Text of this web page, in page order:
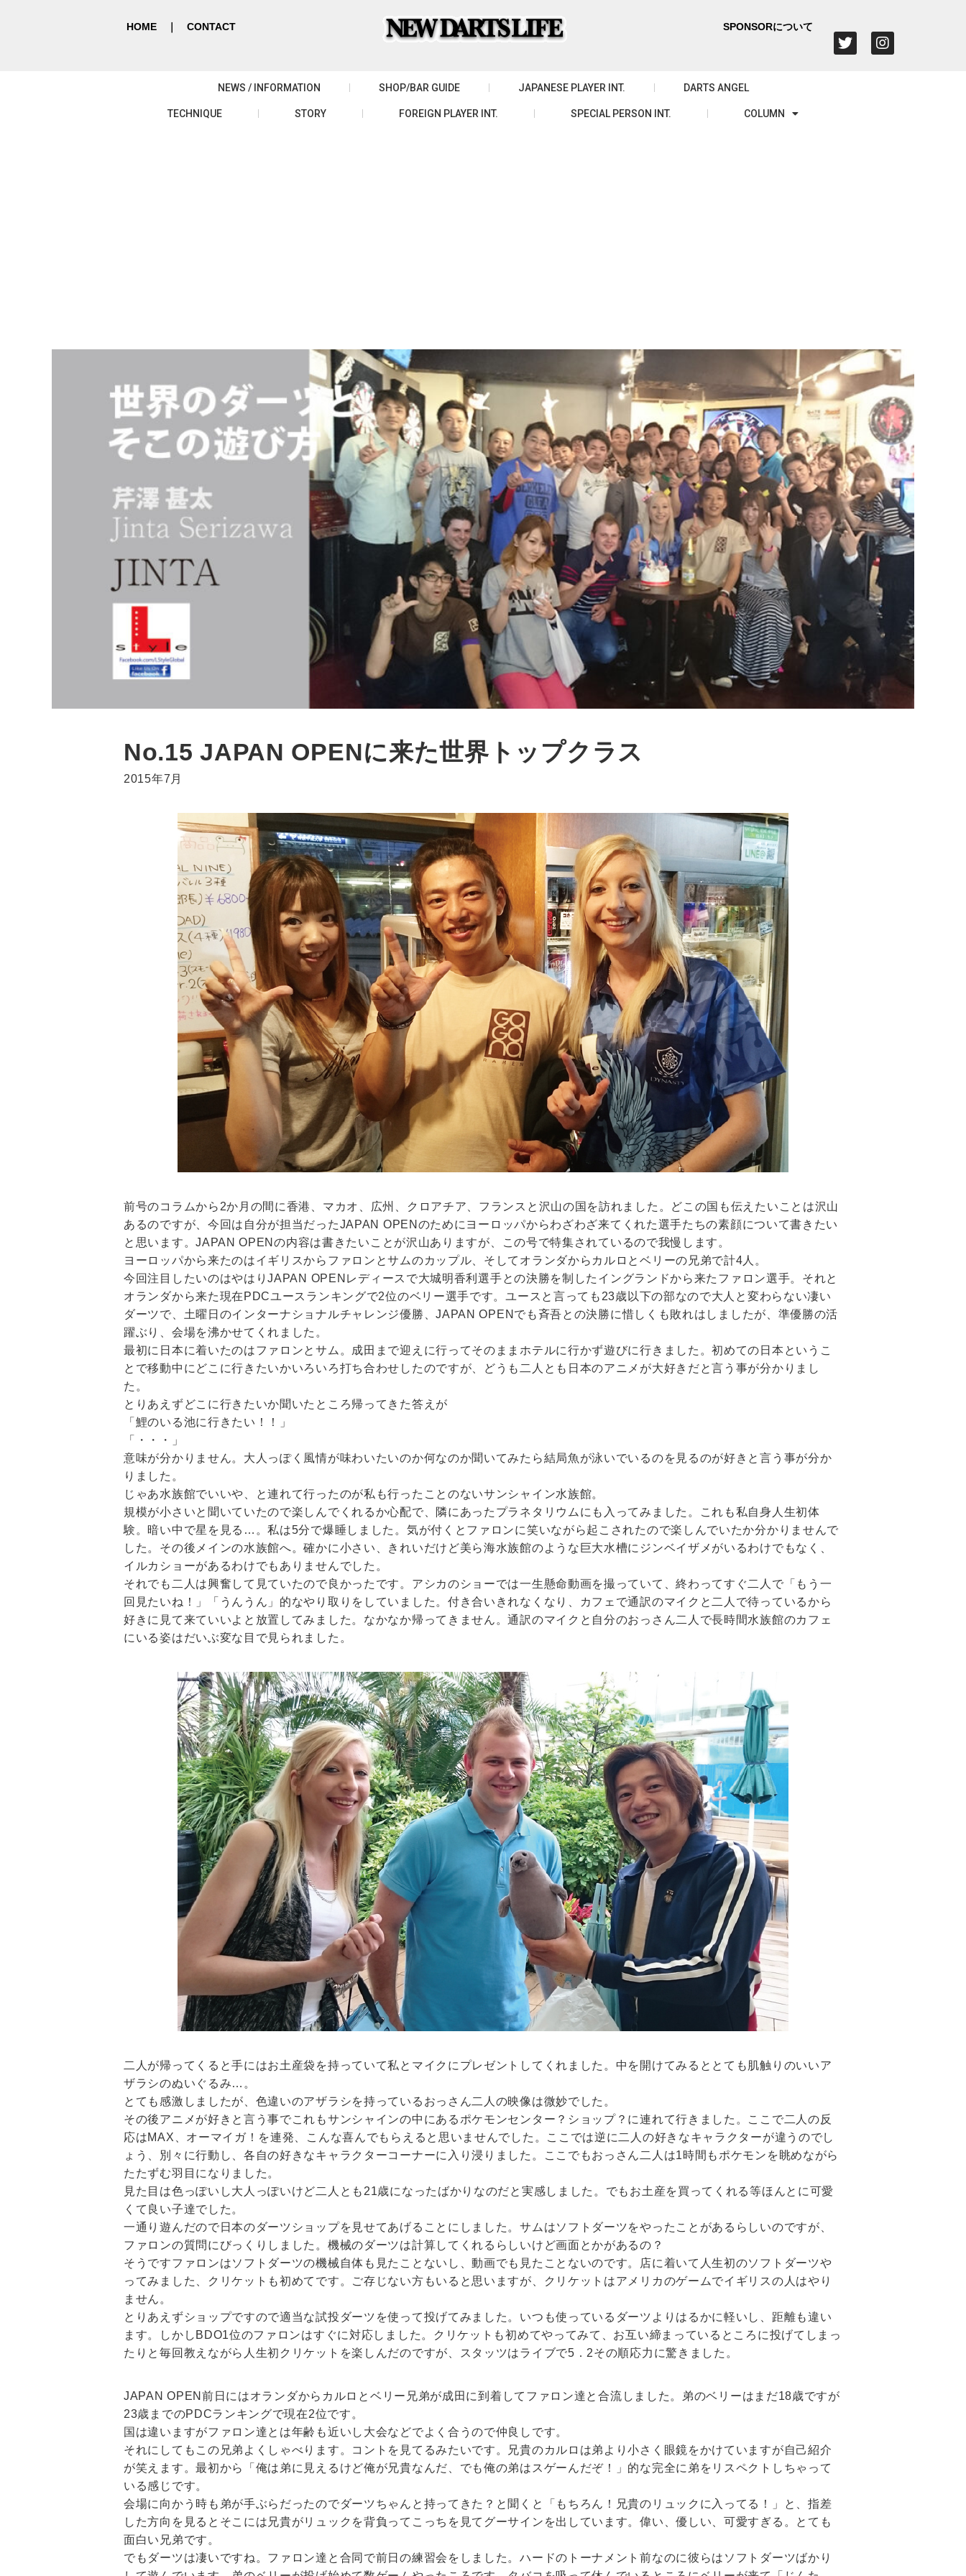
HOME CONTACT SPONSORについて
NEWS / INFORMATION SHOP/BAR GUIDE JAPANESE PLAYER INT. DARTS ANGEL
TECHNIQUE STORY FOREIGN PLAYER INT. SPECIAL PERSON INT. COLUMN
No.15 JAPAN OPENに来た世界トップクラス
2015年7月
前号のコラムから2か月の間に香港、マカオ、広州、クロアチア、フランスと沢山の国を訪れました。どこの国も伝えたいことは沢山
あるのですが、今回は自分が担当だったJAPAN OPENのためにヨーロッパからわざわざ来てくれた選手たちの素顔について書きたい
と思います。JAPAN OPENの内容は書きたいことが沢山ありますが、この号で特集されているので我慢します。
ヨーロッパから来たのはイギリスからファロンとサムのカップル、そしてオランダからカルロとベリーの兄弟で計4人。
今回注目したいのはやはりJAPAN OPENレディースで大城明香利選手との決勝を制したイングランドから来たファロン選手。それと
オランダから来た現在PDCユースランキングで2位のベリー選手です。ユースと言っても23歳以下の部なので大人と変わらない凄い
ダーツで、土曜日のインターナショナルチャレンジ優勝、JAPAN OPENでも斉吾との決勝に惜しくも敗れはしましたが、準優勝の活
躍ぶり、会場を沸かせてくれました。
最初に日本に着いたのはファロンとサム。成田まで迎えに行ってそのままホテルに行かず遊びに行きました。初めての日本というこ
とで移動中にどこに行きたいかいろいろ打ち合わせしたのですが、どうも二人とも日本のアニメが大好きだと言う事が分かりまし
た。
とりあえずどこに行きたいか聞いたところ帰ってきた答えが
「鯉のいる池に行きたい！！」
「・・・」
意味が分かりません。大人っぽく風情が味わいたいのか何なのか聞いてみたら結局魚が泳いでいるのを見るのが好きと言う事が分か
りました。
じゃあ水族館でいいや、と連れて行ったのが私も行ったことのないサンシャイン水族館。
規模が小さいと聞いていたので楽しんでくれるか心配で、隣にあったプラネタリウムにも入ってみました。これも私自身人生初体
験。暗い中で星を見る…。私は5分で爆睡しました。気が付くとファロンに笑いながら起こされたので楽しんでいたか分かりませんで
した。その後メインの水族館へ。確かに小さい、きれいだけど美ら海水族館のような巨大水槽にジンベイザメがいるわけでもなく、
イルカショーがあるわけでもありませんでした。
それでも二人は興奮して見ていたので良かったです。アシカのショーでは一生懸命動画を撮っていて、終わってすぐ二人で「もう一
回見たいね！」「うんうん」的なやり取りをしていました。付き合いきれなくなり、カフェで通訳のマイクと二人で待っているから
好きに見て来ていいよと放置してみました。なかなか帰ってきません。通訳のマイクと自分のおっさん二人で長時間水族館のカフェ
にいる姿はだいぶ変な目で見られました。
二人が帰ってくると手にはお土産袋を持っていて私とマイクにプレゼントしてくれました。中を開けてみるととても肌触りのいいア
ザラシのぬいぐるみ…。
とても感激しましたが、色違いのアザラシを持っているおっさん二人の映像は微妙でした。
その後アニメが好きと言う事でこれもサンシャインの中にあるポケモンセンター？ショップ？に連れて行きました。ここで二人の反
応はMAX、オーマイガ！を連発、こんな喜んでもらえると思いませんでした。ここでは逆に二人の好きなキャラクターが違うのでし
ょう、別々に行動し、各自の好きなキャラクターコーナーに入り浸りました。ここでもおっさん二人は1時間もポケモンを眺めながら
たたずむ羽目になりました。
見た目は色っぽいし大人っぽいけど二人とも21歳になったばかりなのだと実感しました。でもお土産を買ってくれる等ほんとに可愛
くて良い子達でした。
一通り遊んだので日本のダーツショップを見せてあげることにしました。サムはソフトダーツをやったことがあるらしいのですが、
ファロンの質問にびっくりしました。機械のダーツは計算してくれるらしいけど画面とかがあるの？
そうですファロンはソフトダーツの機械自体も見たことないし、動画でも見たことないのです。店に着いて人生初のソフトダーツや
ってみました、クリケットも初めてです。ご存じない方もいると思いますが、クリケットはアメリカのゲームでイギリスの人はやり
ません。
とりあえずショップですので適当な試投ダーツを使って投げてみました。いつも使っているダーツよりはるかに軽いし、距離も違い
ます。しかしBDO1位のファロンはすぐに対応しました。クリケットも初めてやってみて、お互い締まっているところに投げてしまっ
たりと毎回教えながら人生初クリケットを楽しんだのですが、スタッツはライブで5．2その順応力に驚きました。
JAPAN OPEN前日にはオランダからカルロとベリー兄弟が成田に到着してファロン達と合流しました。弟のベリーはまだ18歳ですが
23歳までのPDCランキングで現在2位です。
国は違いますがファロン達とは年齢も近いし大会などでよく合うので仲良しです。
それにしてもこの兄弟よくしゃべります。コントを見てるみたいです。兄貴のカルロは弟より小さく眼鏡をかけていますが自己紹介
が笑えます。最初から「俺は弟に見えるけど俺が兄貴なんだ、でも俺の弟はスゲーんだぞ！」的な完全に弟をリスペクトしちゃって
いる感じです。
会場に向かう時も弟が手ぶらだったのでダーツちゃんと持ってきた？と聞くと「もちろん！兄貴のリュックに入ってる！」と、指差
した方向を見るとそこには兄貴がリュックを背負ってこっちを見てグーサインを出しています。偉い、優しい、可愛すぎる。とても
面白い兄弟です。
でもダーツは凄いですね。ファロン達と合同で前日の練習会をしました。ハードのトーナメント前なのに彼らはソフトダーツばかり